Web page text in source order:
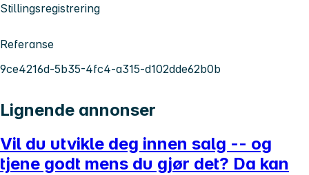
Stillingsregistrering
Referanse
9ce4216d-5b35-4fc4-a315-d102dde62b0b
Lignende annonser
Vil du utvikle deg innen salg -- og
tjene godt mens du gjør det? Da kan